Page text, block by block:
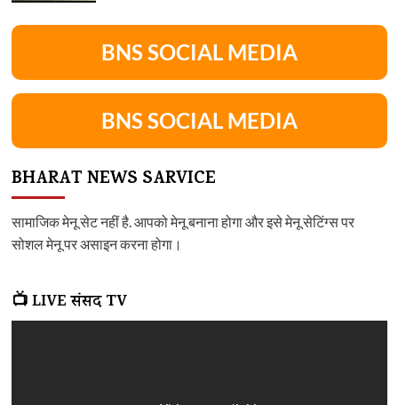
BNS SOCIAL MEDIA
BNS SOCIAL MEDIA
BHARAT NEWS SARVICE
सामाजिक मेनू सेट नहीं है. आपको मेनू बनाना होगा और इसे मेनू सेटिंग्स पर
सोशल मेनू पर असाइन करना होगा।
📺 LIVE संसद TV